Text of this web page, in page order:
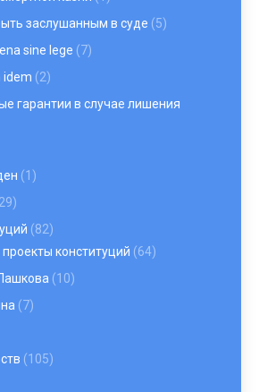
заслушанным в суде (5)
sine lege (7)
idem (2)
гарантии в случае лишения
(1)
(82)
конституций (64)
(10)
(7)
(105)